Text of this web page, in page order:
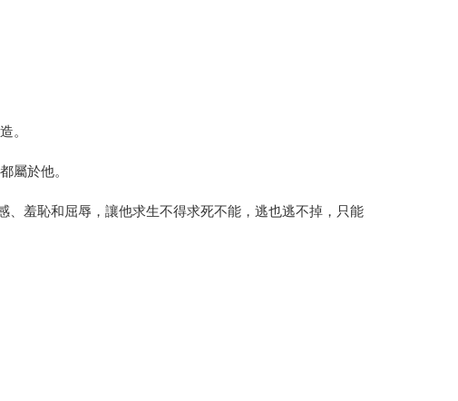
。
屬於他。
羞恥和屈辱，讓他求生不得求死不能，逃也逃不掉，只能